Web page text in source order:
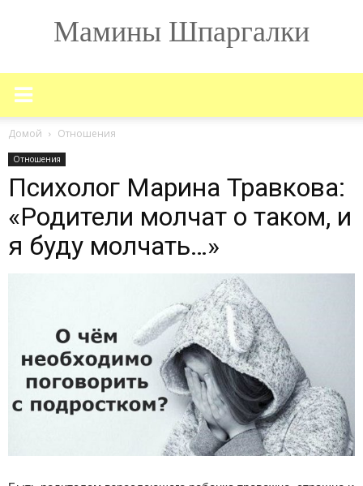
Мамины Шпаргалки
Домой Отношения
Отношения
Психолог Марина Травкова:
«Родители молчат о таком, и
я буду молчать…»